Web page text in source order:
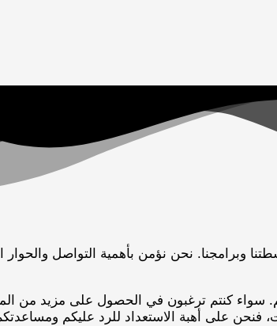
وبرامجنا. نحن نؤمن بأهمية التواصل
سواء كنتم ترغبون في الحصول على مزيد من
فنحن على أهبة الاستعداد للرد عليكم